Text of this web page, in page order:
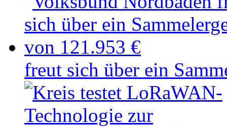
freut sich über ein